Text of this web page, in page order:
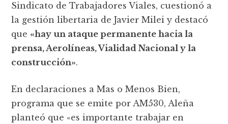
Sindicato de Trabajadores Viales, cuestionó a
la gestión libertaria de Javier Milei y destacó
que «hay un ataque permanente hacia la
prensa, Aerolíneas, Vialidad Nacional y la
construcción».
En declaraciones a Mas o Menos Bien,
programa que se emite por AM530, Aleña
planteó que «es importante trabajar en